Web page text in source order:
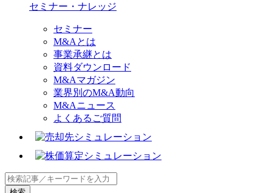
セミナー・ナレッジ
セミナー
M&Aとは
事業承継とは
資料ダウンロード
M&Aマガジン
業界別のM&A動向
M&Aニュース
よくあるご質問